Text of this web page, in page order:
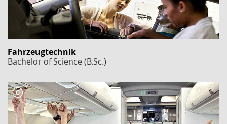
Fahrzeugtechnik
Bachelor of Science (B.Sc.)